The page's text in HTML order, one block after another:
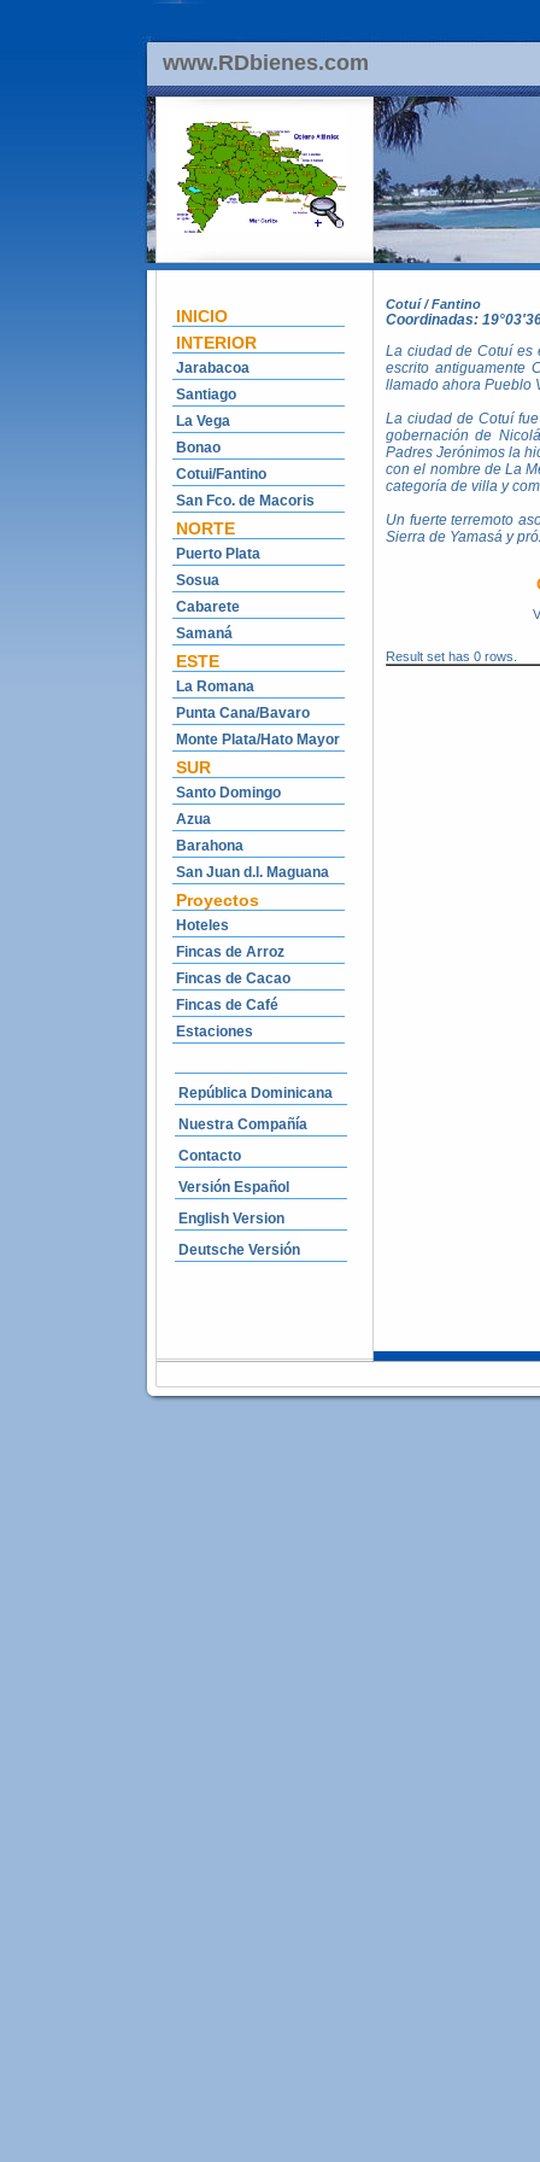
www.RDbienes.com
INICIO
INTERIOR
Jarabacoa
Santiago
La Vega
Bonao
Cotui/Fantino
San Fco. de Macoris
NORTE
Puerto Plata
Sosua
Cabarete
Samaná
ESTE
La Romana
Punta Cana/Bavaro
Monte Plata/Hato Mayor
SUR
Santo Domingo
Azua
Barahona
San Juan d.l. Maguana
Proyectos
Hoteles
Fincas de Arroz
Fincas de Cacao
Fincas de Café
Estaciones
República Dominicana
Nuestra Compañía
Contacto
Versión Español
English Version
Deutsche Versión
Cotuí / Fantino
Coordinadas:
La ciudad de Cotuí es
escrito antiguamente
llamado ahora Pueblo
La ciudad de Cotuí
gobernación de
Padres Jerónimos la
con el nombre de La
categoría de villa y
Un fuerte terremoto
Sierra de Yamasá y
Result set has 0 rows.